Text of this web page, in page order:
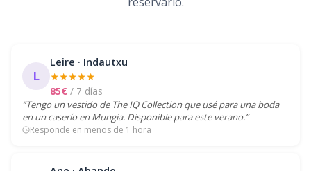
L
Leire · Indautxu
★★★★★
85€ / 7 días
“Tengo un vestido de The IQ Collection que usé para una boda
en un caserío en Mungia. Disponible para este verano.”
Responde en menos de 1 hora